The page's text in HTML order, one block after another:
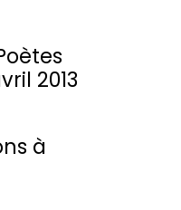
2013
à